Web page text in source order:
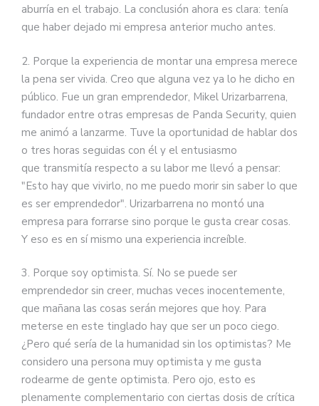
aburría en el trabajo. La conclusión ahora es clara: tenía
que haber dejado mi empresa anterior mucho antes.
2. Porque la experiencia de montar una empresa merece
la pena ser vivida. Creo que alguna vez ya lo he dicho en
público. Fue un gran emprendedor, Mikel Urizarbarrena,
fundador entre otras empresas de Panda Security, quien
me animó a lanzarme. Tuve la oportunidad de hablar dos
o tres horas seguidas con él y el entusiasmo
que transmitía respecto a su labor me llevó a pensar:
"Esto hay que vivirlo, no me puedo morir sin saber lo que
es ser emprendedor". Urizarbarrena no montó una
empresa para forrarse sino porque le gusta crear cosas.
Y eso es en sí mismo una experiencia increíble.
3. Porque soy optimista. Sí. No se puede ser
emprendedor sin creer, muchas veces inocentemente,
que mañana las cosas serán mejores que hoy. Para
meterse en este tinglado hay que ser un poco ciego.
¿Pero qué sería de la humanidad sin los optimistas? Me
considero una persona muy optimista y me gusta
rodearme de gente optimista. Pero ojo, esto es
plenamente complementario con ciertas dosis de crítica